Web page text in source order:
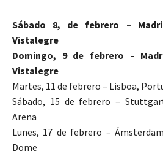
Sábado 8, de febrero –
Vistalegre
Domingo, 9 de febrero –
Vistalegre
Martes, 11 de febrero – Lisboa,
Sábado, 15 de febrero –
Arena
Lunes, 17 de febrero –
Dome